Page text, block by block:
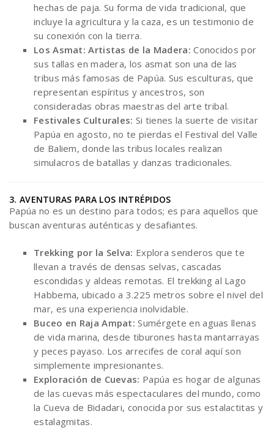
hechas de paja. Su forma de vida tradicional, que
incluye la agricultura y la caza, es un testimonio de
su conexión con la tierra.
Los Asmat: Artistas de la Madera: Conocidos por
sus tallas en madera, los asmat son una de las
tribus más famosas de Papúa. Sus esculturas, que
representan espíritus y ancestros, son
consideradas obras maestras del arte tribal.
Festivales Culturales: Si tienes la suerte de visitar
Papúa en agosto, no te pierdas el Festival del Valle
de Baliem, donde las tribus locales realizan
simulacros de batallas y danzas tradicionales.
3. AVENTURAS PARA LOS INTRÉPIDOS
Papúa no es un destino para todos; es para aquellos que
buscan aventuras auténticas y desafiantes.
Trekking por la Selva: Explora senderos que te
llevan a través de densas selvas, cascadas
escondidas y aldeas remotas. El trekking al Lago
Habbema, ubicado a 3.225 metros sobre el nivel del
mar, es una experiencia inolvidable.
Buceo en Raja Ampat: Sumérgete en aguas llenas
de vida marina, desde tiburones hasta mantarrayas
y peces payaso. Los arrecifes de coral aquí son
simplemente impresionantes.
Exploración de Cuevas: Papúa es hogar de algunas
de las cuevas más espectaculares del mundo, como
la Cueva de Bidadari, conocida por sus estalactitas y
estalagmitas.